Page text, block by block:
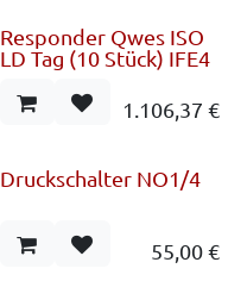
Responder Qwes ISO
LD Tag (10 Stück) IFE4
1.106,37 €
Druckschalter NO1/4
55,00€